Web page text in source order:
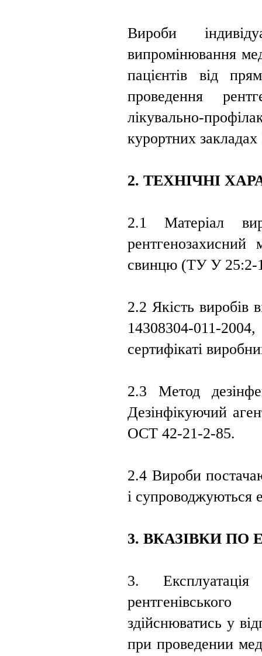
Вироби
випромінювання
пацієнтів від
проведення
лікувально-
курортних
2. ТЕХНІЧНІ
2.1 Матеріал
рентгенозахисний
свинцю (ТУ У 25:2-
2.2 Якість виробів
14308304-011-
сертифікаті
2.3 Метод
Дезінфікуючий
ОСТ 42-21-2-85.
2.4 Вироби
і супроводжуються
3. ВКАЗІВКИ ПО
3.
здійснюватись у
при проведении